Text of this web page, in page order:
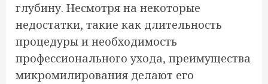
глубину. Несмотря на некоторые
недостатки, такие как длительность
процедуры и необходимость
профессионального ухода, преимущества
микромилирования делают его